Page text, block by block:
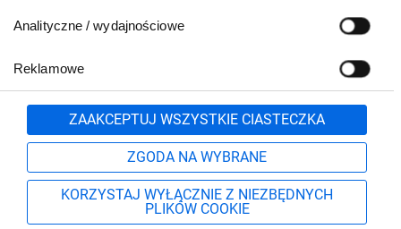
Analityczne / wydajnościowe
Reklamowe
ZAAKCEPTUJ WSZYSTKIE CIASTECZKA
ZGODA NA WYBRANE
KORZYSTAJ WYŁĄCZNIE Z NIEZBĘDNYCH
PLIKÓW COOKIE
801 500 700 lub
71 37 61 600
Formularz kontaktowy